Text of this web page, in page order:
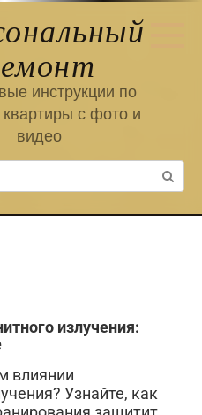
инструкции по
квартиры с фото и
видео
излучения:
влиянии
Узнайте, как